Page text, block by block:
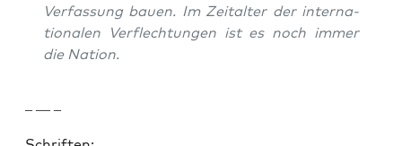
Ver­fas­sung bauen. Im Zeital­ter der inter­na­
tionalen Ver­flech­tun­gen ist es noch immer
die Nation.
– — –